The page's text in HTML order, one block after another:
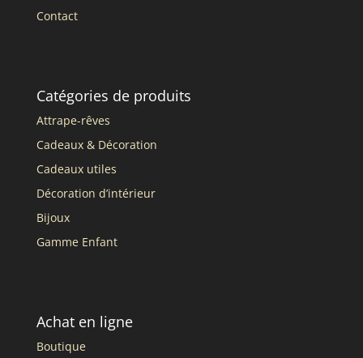
Contact
Catégories de produits
Attrape-rêves
Cadeaux & Décoration
Cadeaux utiles
Décoration d’intérieur
Bijoux
Gamme Enfant
Achat en ligne
Boutique